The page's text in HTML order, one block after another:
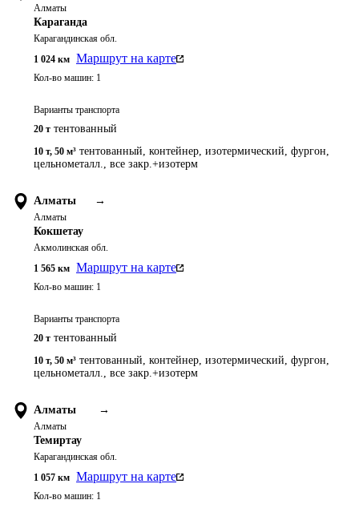
Алматы
Караганда
Карагандинская обл.
1 024 км Маршрут на карте
Кол-во машин: 1
Варианты транспорта
20 т тентованный
10 т, 50 м³ тентованный, контейнер, изотермический, фургон,
цельнометалл., все закр.+изотерм
Алматы →
Алматы
Кокшетау
Акмолинская обл.
1 565 км Маршрут на карте
Кол-во машин: 1
Варианты транспорта
20 т тентованный
10 т, 50 м³ тентованный, контейнер, изотермический, фургон,
цельнометалл., все закр.+изотерм
Алматы →
Алматы
Темиртау
Карагандинская обл.
1 057 км Маршрут на карте
Кол-во машин: 1